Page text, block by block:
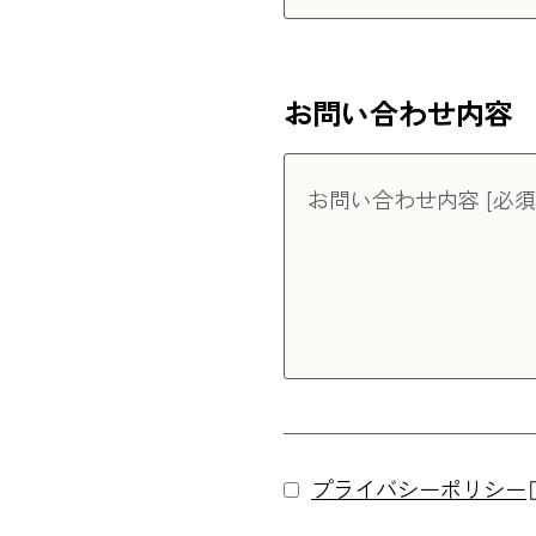
お問い合わせ内容
お問い合わせ内容 [必
プライバシーポリシー